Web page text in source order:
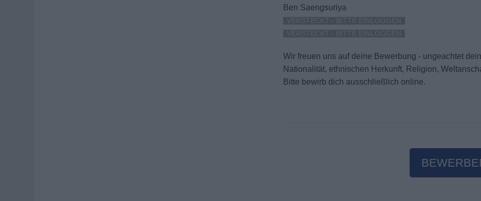
Ben Saengsuriya
Wir freuen uns auf deine Bewerbung - ungeachtet
Nationalität, ethnischen Herkunft, Religion,
Bitte bewirb dich ausschließlich online.